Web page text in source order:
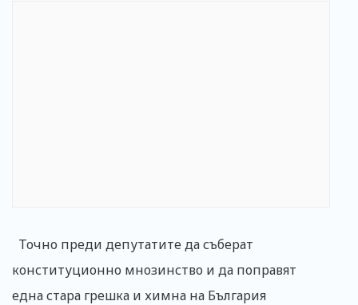
Точно преди депутатите да съберат
конституционно мнозинство и да поправят
една стара грешка и химна на България